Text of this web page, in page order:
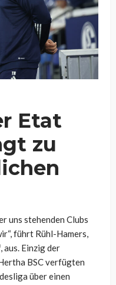
Etat
zu
uns stehenden Clubs
führt Rühl-Hamers,
aus. Einzig der
BSC verfügten
über einen